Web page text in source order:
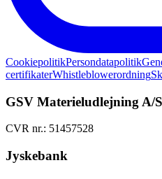
CookiepolitikPersondatapolitik
certifikaterWhistleblowerordning
GSV Materieludlejning A/S
CVR nr.: 51457528
Jyskebank